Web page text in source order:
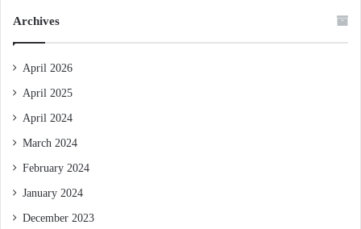
Archives
April 2026
April 2025
April 2024
March 2024
February 2024
January 2024
December 2023